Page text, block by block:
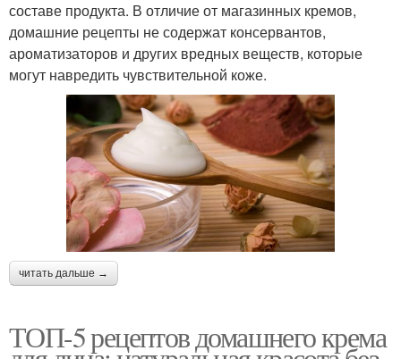
составе продукта. В отличие от магазинных кремов,
домашние рецепты не содержат консервантов,
ароматизаторов и других вредных веществ, которые
могут навредить чувствительной коже.
читать дальше →
ТОП-5 рецептов домашнего крема